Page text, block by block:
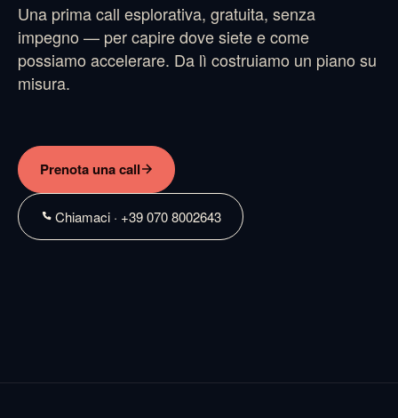
Una prima call esplorativa, gratuita, senza
impegno — per capire dove siete e come
possiamo accelerare. Da lì costruiamo un piano su
misura.
Prenota una call
Chiamaci · +39 070 8002643